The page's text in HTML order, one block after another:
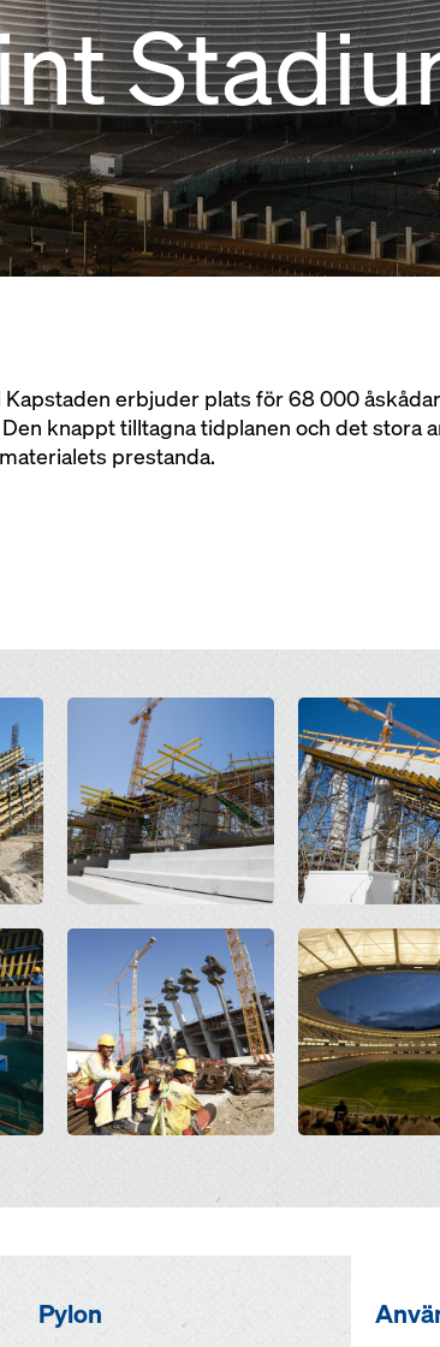
erbjuder plats för 68 000
knappt tilltagna tidplanen och det stora
prestanda.
Open Open
Open Open
Pylon